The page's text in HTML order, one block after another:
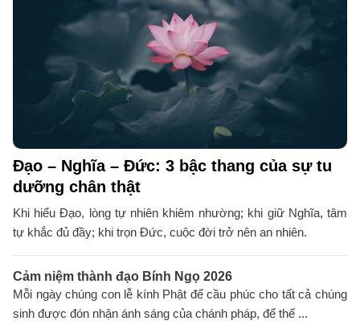
Đạo – Nghĩa – Đức: 3 bậc thang của sự tu
dưỡng chân thật
Khi hiểu Đạo, lòng tự nhiên khiêm nhường; khi giữ Nghĩa, tâm
tự khắc đủ đầy; khi trọn Đức, cuộc đời trở nên an nhiên.
Cảm niệm thành đạo Bính Ngọ 2026
Mỗi ngày chúng con lễ kính Phật để cầu phúc cho tất cả chúng
sinh được đón nhận ánh sáng của chánh pháp, để thế ...